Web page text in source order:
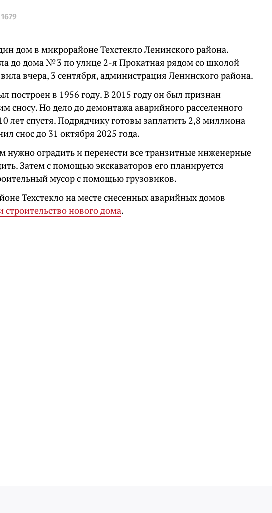
1679
дом в микрорайоне Техстекло Ленинского района.
до дома № 3 по улице 2-я Прокатная рядом со школой
вчера, 3 сентября, администрация Ленинского района.
построен в 1956 году. В 2015 году он был признан
сносу. Но дело до демонтажа аварийного расселенного
лет спустя. Подрядчику готовы заплатить 2,8 миллиона
снос до 31 октября 2025 года.
нужно оградить и перенести все транзитные инженерные
Затем с помощью экскаваторов его планируется
мусор с помощью грузовиков.
Техстекло на месте снесенных аварийных домов
строительство нового дома.